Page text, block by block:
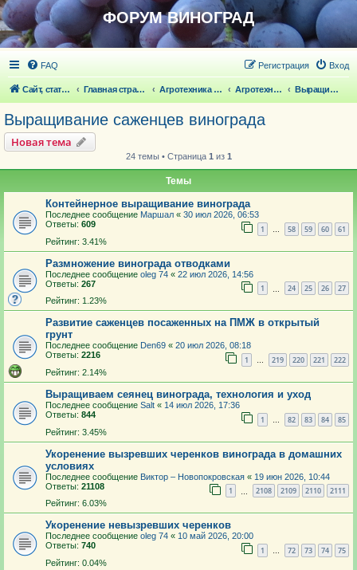
ФОРУМ ВИНОГРАД
FAQ Вход
Регистрация
Сайт, статьи Главная страница Агротехника выращивания винограда Агротехника выращивания винограда Выращивание саженцев винограда
Выращивание саженцев винограда
Новая тема
24 темы • Страница 1 из 1
Темы
Контейнерное выращивание винограда
Последнее сообщение Маршал « 30 июл 2026, 06:53
Ответы: 609 1 … 58 59 60 61
Рейтинг: 3.41%
Размножение винограда отводками
Последнее сообщение oleg 74 « 22 июл 2026, 14:56
Ответы: 267 1 24 25 26 27
Рейтинг: 1.23%
Развитие саженцев посаженных на ПМЖ в открытый
грунт
Последнее сообщение Den69 « 20 июл 2026, 08:18
Ответы: 2216 1 … 219 220 221 222
Рейтинг: 2.14%
Выращиваем сеянец винограда, технология и уход
Последнее сообщение Salt « 14 июл 2026, 17:36
Ответы: 844 1 … 82 83 84 85
Рейтинг: 3.45%
Укоренение вызревших черенков винограда в домашних
условиях
Последнее сообщение Виктор – Новопокровская « 19 июн 2026, 10:44
Ответы: 21108 1 2108 2109 2110 2111
Рейтинг: 6.03%
Укоренение невызревших черенков
Последнее сообщение oleg 74 « 10 май 2026, 20:00
Ответы: 740 1 … 72 73 74 75
Рейтинг: 0.04%